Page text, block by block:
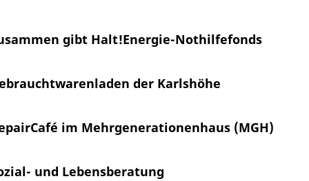
gibt Halt!Energie-Nothilfefonds
der Karlshöhe
im Mehrgenerationenhaus (MGH)
und Lebensberatung